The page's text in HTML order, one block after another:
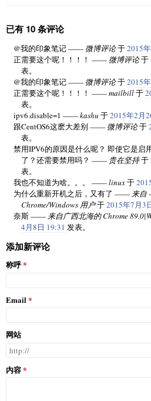
已有 10 条评论
@我的印象笔记 —— 微博评论于2015
正需要这个呢！！！！ —— 微博评论于
表。
@我的印象笔记 —— 微博评论于2015
正需要这个呢！！！！ ——mailbill于
表。
ipv6.disable=1 ——kashu 于2015年2月
跟CentOS6这麽大差别 —— 微博评论于
表。
禁用IPV6的原因是什么呢？ 即使它是启
了？还需要禁用吗？ —— 贵在坚持于
表。
我也不知道为啥。。。 ——linux于
为什么重新开机之后，又有了 —— 来自
Chrome/Windows 用户于2015年7月3
奈斯 —— 来自广西北海的 Chrome
4月8日 19:31 发表。
添加新评论
称呼
Email
网站
内容